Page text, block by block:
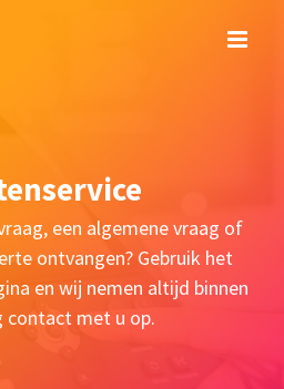
een algemene vraag of
ontvangen? Gebruik het
en wij nemen altijd binnen
contact met u op.